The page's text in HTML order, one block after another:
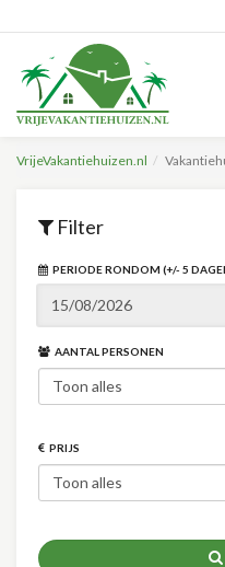
VrijeVakantiehuizen.nl
Filter
PERIODE RONDOM (+/- 5
AANTAL PERSONEN
PRIJS